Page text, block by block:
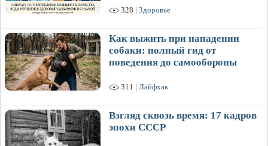
328 | Здоровье
Как выжить при нападении
собаки: полный гид от
поведения до самообороны
311 | Лайфхак
Взгляд сквозь время: 17 кадров
эпохи СССР